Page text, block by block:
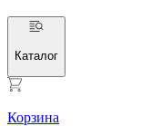
Каталог
Корзина